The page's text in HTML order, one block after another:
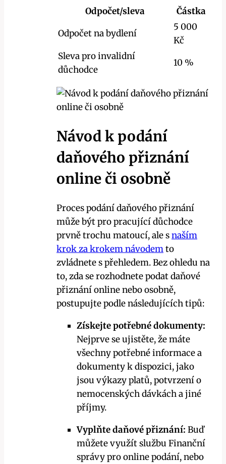
Odpočet/sleva
Částka
Odpočet na bydlení
5 000
Kč
Sleva pro invalidní
důchodce
10 %
Návod k podání
daňového přiznání
online či osobně
Proces podání daňového přiznání
může být pro pracující důchodce
prvně trochu matoucí, ale snaším
krok za krokem návodemto
zvládnete s přehledem. Bez ohledu na
to, zda se rozhodnete podat daňové
přiznání online nebo osobně,
postupujte podle následujících tipů:
Získejte potřebné dokumenty:
Nejprve se ujistěte, že máte
všechny potřebné informace a
dokumenty k dispozici, jako
jsou výkazy platů, potvrzení o
nemocenských dávkách a jiné
příjmy.
Vyplňte daňové přiznání: Buď
můžete využít službu Finanční
správy pro online podání, nebo